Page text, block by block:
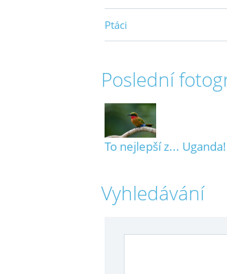
Ptáci
Poslední
To nejlepší z... Uganda!
Vyhledávání